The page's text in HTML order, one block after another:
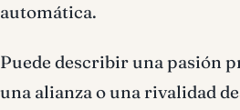
automática.
Puede describir una pasión
una alianza o una rivalidad